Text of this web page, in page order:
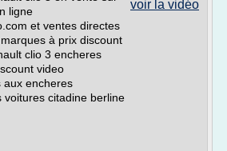
voir la vidéo
ligne
et ventes directes
à prix discount
clio 3 encheres
video
aux encheres
voitures citadine berline